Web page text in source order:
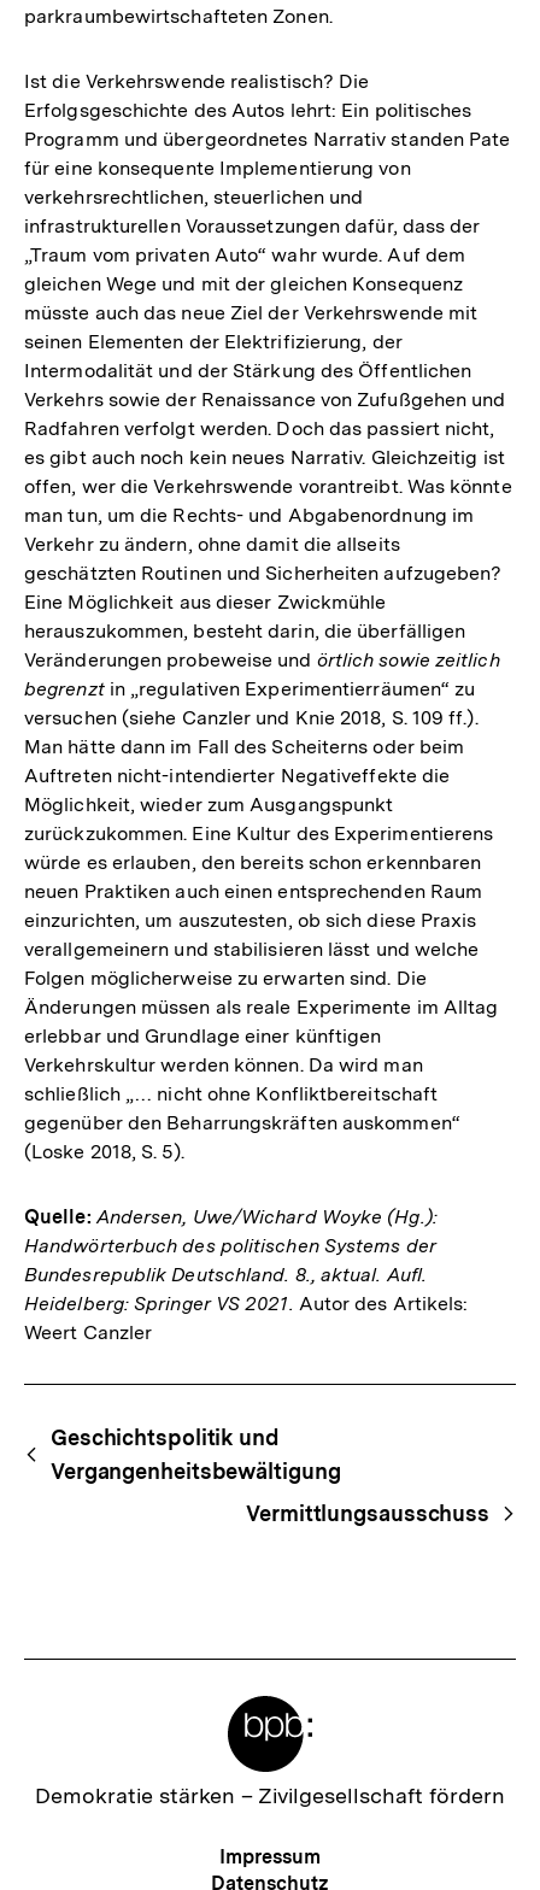
parkraumbewirtschafteten Zonen.
Ist die Verkehrswende realistisch? Die
Erfolgsgeschichte des Autos lehrt: Ein politisches
Programm und übergeordnetes Narrativ standen Pate
für eine konsequente Implementierung von
verkehrsrechtlichen, steuerlichen und
infrastrukturellen Voraussetzungen dafür, dass der
„Traum vom privaten Auto“ wahr wurde. Auf dem
gleichen Wege und mit der gleichen Konsequenz
müsste auch das neue Ziel der Verkehrswende mit
seinen Elementen der Elektrifizierung, der
Intermodalität und der Stärkung des Öffentlichen
Verkehrs sowie der Renaissance von Zufußgehen und
Radfahren verfolgt werden. Doch das passiert nicht,
es gibt auch noch kein neues Narrativ. Gleichzeitig ist
offen, wer die Verkehrswende vorantreibt. Was könnte
man tun, um die Rechts- und Abgabenordnung im
Verkehr zu ändern, ohne damit die allseits
geschätzten Routinen und Sicherheiten aufzugeben?
Eine Möglichkeit aus dieser Zwickmühle
herauszukommen, besteht darin, die überfälligen
Veränderungen probeweise und örtlich sowie zeitlich
begrenztin „regulativen Experimentierräumen“ zu
versuchen (siehe Canzler und Knie 2018, S. 109 ff.).
Man hätte dann im Fall des Scheiterns oder beim
Auftreten nicht-intendierter Negativeffekte die
Möglichkeit, wieder zum Ausgangspunkt
zurückzukommen. Eine Kultur des Experimentierens
würde es erlauben, den bereits schon erkennbaren
neuen Praktiken auch einen entsprechenden Raum
einzurichten, um auszutesten, ob sich diese Praxis
verallgemeinern und stabilisieren lässt und welche
Folgen möglicherweise zu erwarten sind. Die
Änderungen müssen als reale Experimente im Alltag
erlebbar und Grundlage einer künftigen
Verkehrskultur werden können. Da wird man
schließlich „… nicht ohne Konfliktbereitschaft
gegenüber den Beharrungskräften auskommen“
(Loske 2018, S. 5).
Quelle: Andersen, Uwe/Wichard Woyke (Hg.):
Handwörterbuch des politischen Systems der
Bundesrepublik Deutschland. 8., aktual. Aufl.
Heidelberg: Springer VS 2021. Autor des Artikels:
Weert Canzler
Begriffsnavigation
Content-
Navigation
Geschichtspolitik und
Vergangenheitsbewältigung
Vermittlungsausschuss
Zur
Demokratie stärken – Zivilgesellschaft fördern
Meta-
Navigation
Impressum
Datenschutz